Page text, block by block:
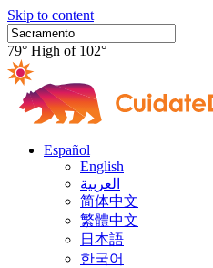
Skip to content
79° High of 102°
Español
English
العربية
简体中文
繁體中文
日本語
한국어